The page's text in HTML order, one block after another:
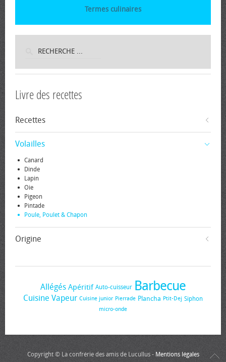
Termes culinaires
Livre des recettes
Recettes
Volailles
Canard
Dinde
Lapin
Oie
Pigeon
Pintade
Poule, Poulet & Chapon
Origine
Allégés Apéritif Auto-cuisseur Barbecue
Cuisine Vapeur Cuisine junior Pierrade Plancha Ptit-Dej Siphon
micro-onde
Copyright © La confrérie des amis de Lucullus - Mentions légales